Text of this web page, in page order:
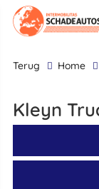
terug Home
Kleyn